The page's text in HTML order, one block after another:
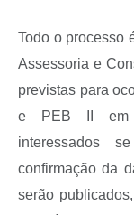
Todo o processo
Assessoria e
previstas para
e PEB II em
interessados
confirmação da
serão